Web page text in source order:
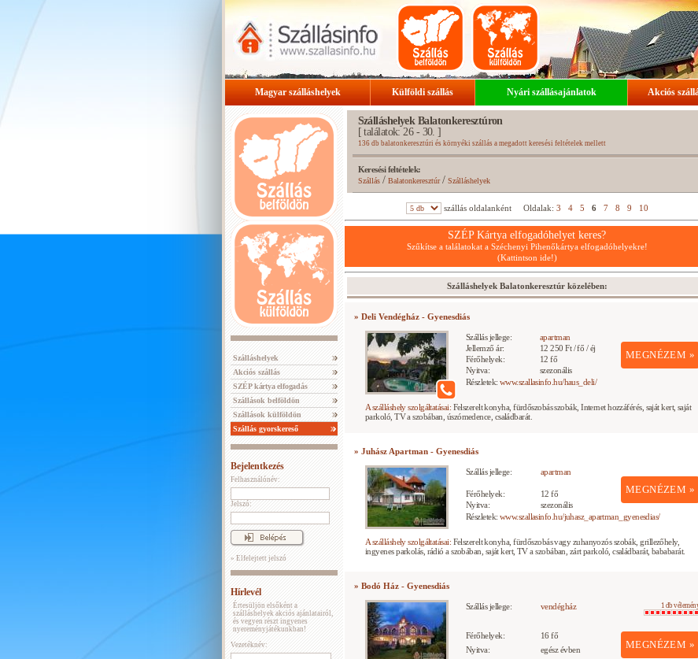
Magyar szálláshelyek Külföldi szállás Nyári szállásajánlatok Akciós
Szálláshelyek
Akciós szállás
SZÉP kártya elfogadás
Szállások belföldön
Szállások külföldön
Szállás gyorskereső
Bejelentkezés
Felhasználónév:
Jelszó:
» Elfelejtett jelszó
Hírlevél
Értesüljön elsőként a
szálláshelyek akciós ajánlatairól,
és vegyen részt ingyenes
nyereményjátékunkban!
Vezetéknév:
Szálláshelyek Balatonkeresztúron
[ találatok: 26 - 30. ]
136 db balatonkeresztúri és környéki szállás a megadott keresési feltételek mellett
Keresési feltételek:
Szállás/ Balatonkeresztúr/Szálláshelyek
szállás oldalanként Oldalak: 3 4 5 6 7 8 9 10
SZÉP Kártya elfogadóhelyet keres?
Szűkítse a találatokat a Széchenyi Pihenőkártya elfogadóhelyekre!
(Kattintson ide!)
Szálláshelyek Balatonkeresztúr közelében:
» Deli Vendégház - Gyenesdiás
Szállás jellege: apartman
MEGNÉZEM »
Jellemző ár:
12 250 Ft / fő / éj
Férőhelyek:
12 fő
Nyitva:
szezonális
Részletek: www.szallasinfo.hu/haus_deli/
A szálláshely szolgáltatásai: Felszerelt konyha, fürdőszobás szobák, Internet hozzáférés, saját kert, saját
parkoló, TV a szobában, úszómedence, családbarát.
» Juhász Apartman - Gyenesdiás
Szállás jellege: apartman
MEGNÉZEM »
Férőhelyek:
12 fő
Nyitva:
szezonális
Részletek: www.szallasinfo.hu/juhasz_apartman_gyenesdias/
A szálláshely szolgáltatásai: Felszerelt konyha, fürdőszobás vagy zuhanyozós szobák, grillezőhely,
ingyenes parkolás, rádió a szobában, saját kert, TV a szobában, zárt parkoló, családbarát, bababarát.
» Bodó Ház - Gyenesdiás
Szállás jellege: vendégház 1 db
MEGNÉZEM »
Férőhelyek:
16 fő
Nyitva:
egész évben